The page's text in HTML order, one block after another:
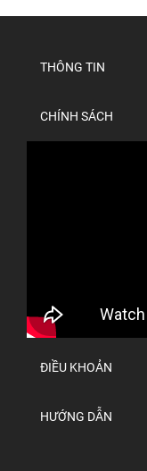
THÔNG TIN
CHÍNH SÁCH
ĐIỀU KHOẢN
HƯỚNG DẪN